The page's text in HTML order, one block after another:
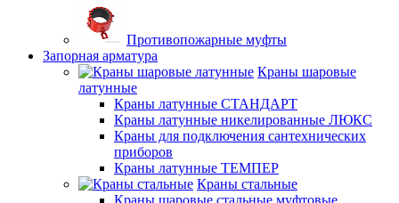
Противопожарные муфты
Запорная арматура
Краны шаровые
латунные
Краны латунные СТАНДАРТ
Краны латунные никелированные ЛЮКС
Краны для подключения сантехнических
приборов
Краны латунные ТЕМПЕР
Краны стальные
Краны шаровые стальные муфтовые